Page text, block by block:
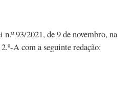
93/2021, de 9 de novembro, na
A com a seguinte redação: